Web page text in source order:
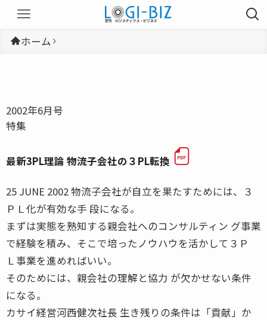
ホーム
2002年6月号
特集
最新3PL理論 物流子会社の３PL転換
25 JUNE 2002 物流子会社が自立を果たすためには、３
ＰＬ化が有効な手 段になる。
まずは実態を熟知する親会社へのコンサルティン グ事業
で経験を積み、そこで培ったノウハウを活かして３Ｐ
Ｌ事業を進めればいい。
そのためには、親会社の理解と協力 が欠かせない条件
になる。
カサイ経営河西健次社長 生き残りの条件は「貢献」か